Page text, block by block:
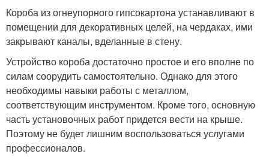
Короба из огнеупорного гипсокартона устанавливают в
помещении для декоративных целей, на чердаках, ими
закрывают каналы, вделанные в стену.
Устройство короба достаточно простое и его вполне по
силам соорудить самостоятельно. Однако для этого
необходимы навыки работы с металлом,
соответствующим инструментом. Кроме того, основную
часть установочных работ придется вести на крыше.
Поэтому не будет лишним воспользоваться услугами
профессионалов.